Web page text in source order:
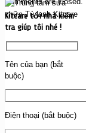
Kitcare tới nhà kiểm
tra giúp tôi nhé !
Tên của bạn (bắt
buộc)
Điện thoại (bắt buộc)